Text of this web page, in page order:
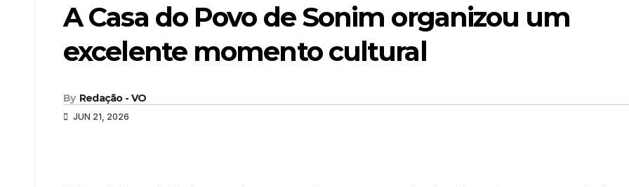
A Casa do Povo de Sonim organizou um
excelente momento cultural
By Redação - VO
JUN 21, 2026